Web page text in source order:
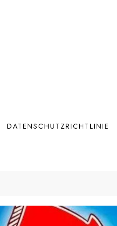
DATENSCHUTZRICHTLINIE